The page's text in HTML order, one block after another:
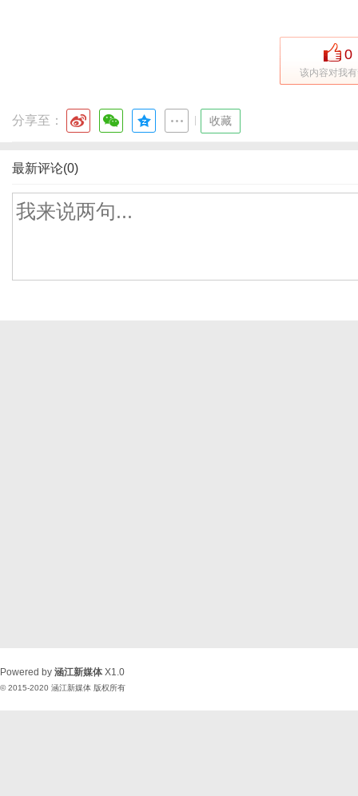
0
该内容对我
分享至： 收藏
最新评论(0)
Powered by 涵江新媒体 X1.0
© 2015-2020 涵江新媒体 版权所有